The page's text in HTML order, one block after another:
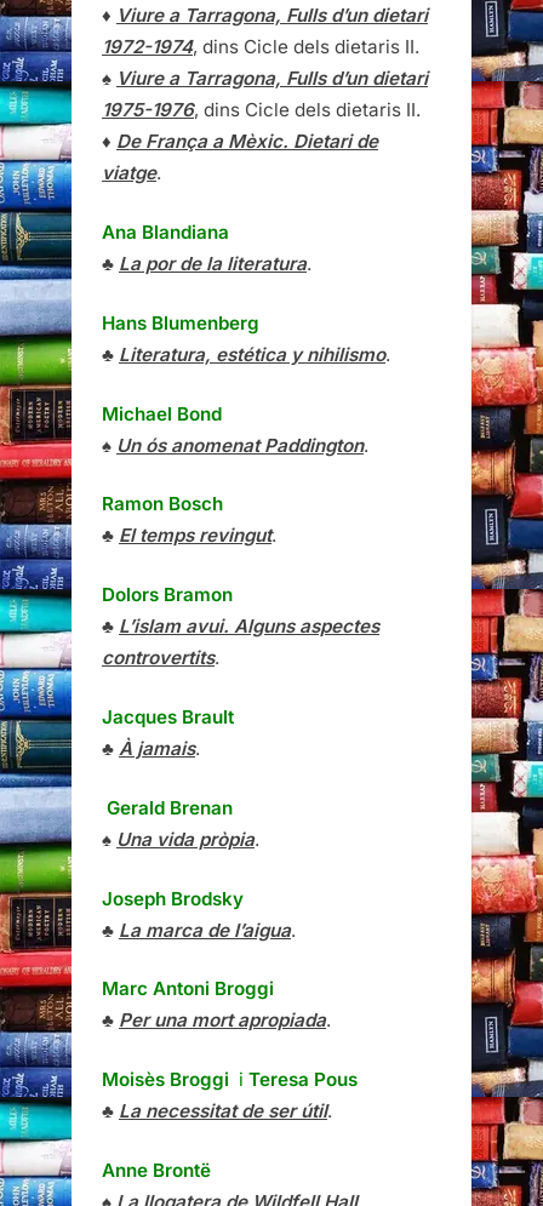
♦ Viure a Tarragona, Fulls d’un dietari
1972-1974, dins Cicle dels dietaris II.
♠ Viure a Tarragona, Fulls d’un dietari
1975-1976, dins Cicle dels dietaris II.
♦ De França a Mèxic. Dietari de
viatge.
Ana Blandiana
♣ La por de la literatura.
Hans Blumenberg
♣ Literatura, estética y nihilismo.
Michael Bond
♠ Un ós anomenat Paddington.
Ramon Bosch
♣ El temps revingut.
Dolors Bramon
♣ L’islam avui. Alguns aspectes
controvertits.
Jacques Brault
♣ À jamais.
Gerald Brenan
♠ Una vida pròpia.
Joseph Brodsky
♣ La marca de l’aigua.
Marc Antoni Broggi
♣ Per una mort apropiada.
Moisès Broggi i Teresa Pous
♣ La necessitat de ser útil.
Anne Brontë